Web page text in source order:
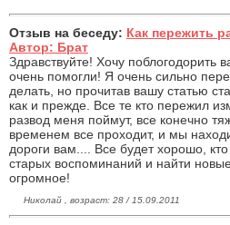
Отзыв на беседу: Как пережить
Автор: Брат
Здравствуйте! Хочу поблогодорить
очень помогли! Я очень сильно
делать, но прочитав вашу статью
как и прежде. Все те кто пережил
развод меня поймут, все конечно
временем все проходит, и мы
дороги вам.... Все будет хорошо,
старых воспоминаний и найти
огромное!
Николай , возраст: 28 / 15.09.2011